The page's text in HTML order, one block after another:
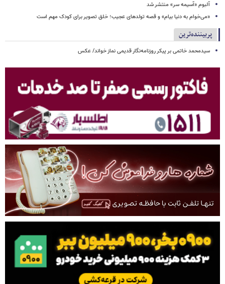
آلبوم «آسیمه سر» منتشر شد
«می‌خوام به دنیا بیام» و قصه تولدهای عجیب؛ خلق تصویر برای کودک مهم است
پربیننده‌ترین
سیدمحمد خاتمی بر پیکر روزنامه‌نگار قدیمی نماز خواند/ عکس